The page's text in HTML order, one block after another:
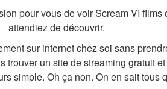
pour vous de voir Scream VI
attendiez de découvrir.
sur internet chez soi sans
trouver un site de streaming gratuit
simple. Oh ça non. On en sait tous